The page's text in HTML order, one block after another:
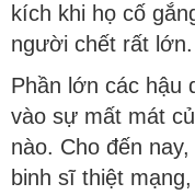
kích khi họ cố
người chết rất lớn.
Phần lớn các hậu
vào sự mất mát
nào. Cho đến
binh sĩ thiệt